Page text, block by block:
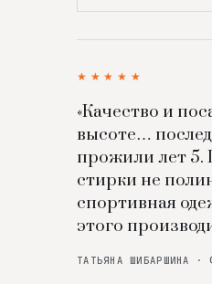
★★★★★
«Качество и
высоте…
прожили лет 5.
стирки не
спортивная
этого
ТАТЬЯНА ШИБАРШИНА ·